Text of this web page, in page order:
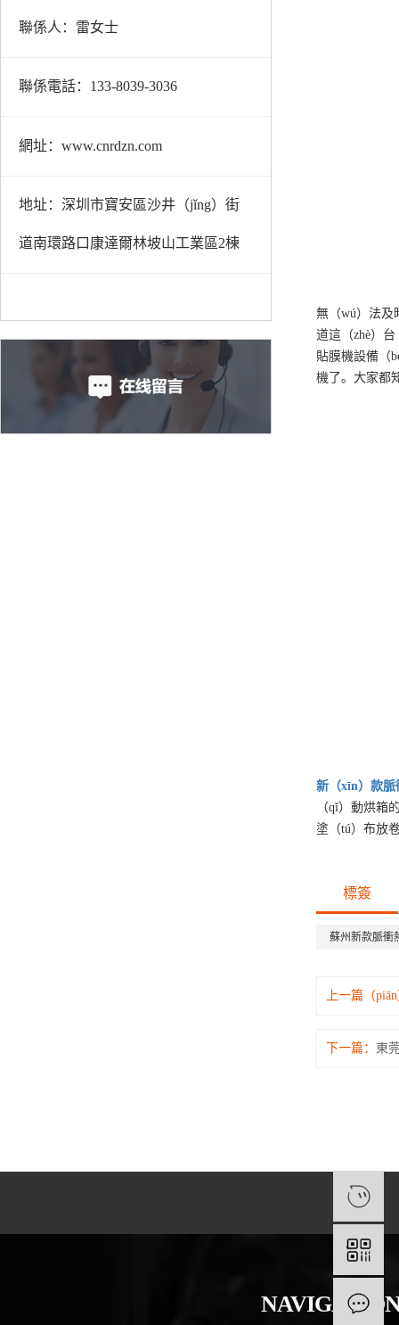
聯係人：雷女士
聯係電話：133-8039-3036
網址：www.cnrdzn.com
地址：深圳市寶安區沙井（jǐng）街
道南環路口康達爾林坡山工業區2棟
無（wú）法及
道這（zhè）
貼膜機設備（
機了。大家都
新（xīn）款脈
（qǐ）動烘箱
塗（tú）布放
標簽
蘇州新款脈衝
上一篇（
下一篇： 東